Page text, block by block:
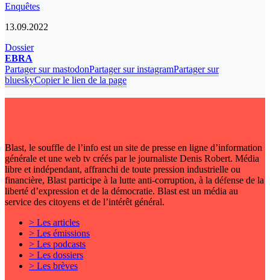
Enquêtes
13.09.2022
Dossier
EBRA
Partager sur mastodonPartager sur instagramPartager sur
blueskyCopier le lien de la page
Blast, le souffle de l’info est un site de presse en ligne d’information
générale et une web tv créés par le journaliste Denis Robert. Média
libre et indépendant, affranchi de toute pression industrielle ou
financière, Blast participe à la lutte anti-corruption, à la défense de la
liberté d’expression et de la démocratie. Blast est un média au
service des citoyens et de l’intérêt général.
> Les articles
> Les émissions
> Les podcasts
> Les dossiers
> Les brèves